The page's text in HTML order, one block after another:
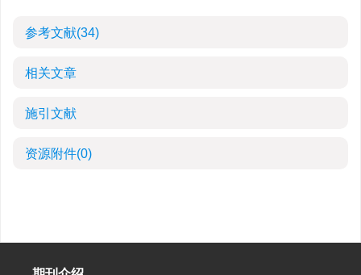
参考文献(34)
相关文章
施引文献
资源附件(0)